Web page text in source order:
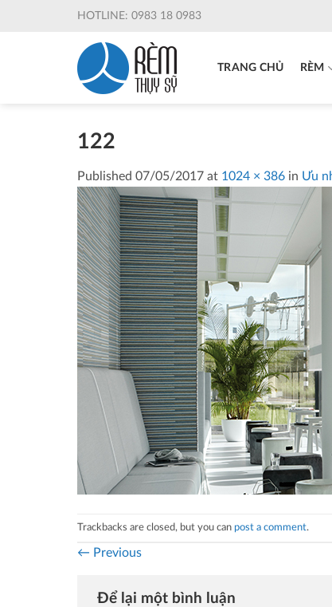
HOTLINE: 0983 18 0983
TRANG CHỦ RÈM
122
Published 07/05/2017 at 1024 × 386 in Ưu
Trackbacks are closed, but you can post a comment.
← Previous
Để lại một bình luận